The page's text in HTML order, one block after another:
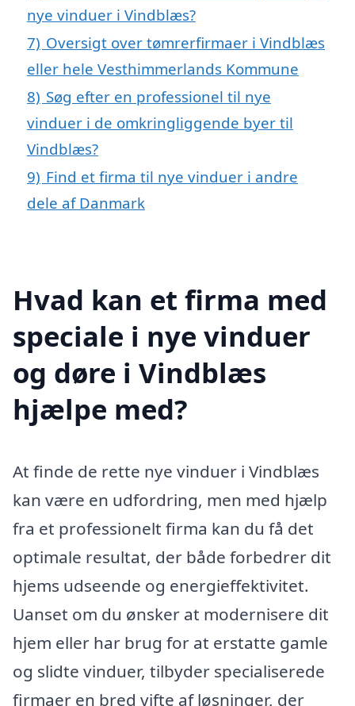
nye vinduer i Vindblæs?
7) Oversigt over tømrerfirmaer i Vindblæs
eller hele Vesthimmerlands Kommune
8) Søg efter en professionel til nye
vinduer i de omkringliggende byer til
Vindblæs?
9) Find et firma til nye vinduer i andre
dele af Danmark
Hvad kan et firma med
speciale i nye vinduer
og døre i Vindblæs
hjælpe med?
At finde de rette nye vinduer i Vindblæs
kan være en udfordring, men med hjælp
fra et professionelt firma kan du få det
optimale resultat, der både forbedrer dit
hjems udseende og energieffektivitet.
Uanset om du ønsker at modernisere dit
hjem eller har brug for at erstatte gamle
og slidte vinduer, tilbyder specialiserede
firmaer en bred vifte af løsninger, der